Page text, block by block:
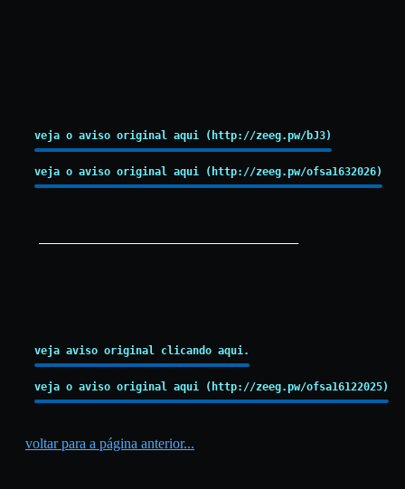
veja o aviso original aqui (http://zeeg.pw/bJ3)
veja o aviso original aqui (http://zeeg.pw/ofsa1632026)
veja aviso original clicando aqui.
veja o aviso original aqui (http://zeeg.pw/ofsa16122025)
voltar para a página anterior...